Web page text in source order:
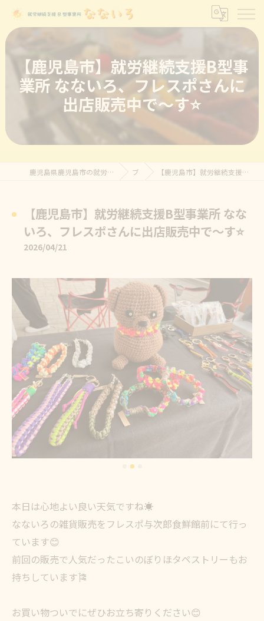
【鹿児島市】就労継続支援B型事
業所 なないろ、フレスポさんに
出店販売中で～す⭐
鹿児島県鹿児島市の就労継続支援B型なら就労継続支援B型事業所 なないろ ブログ 【鹿児島市】就労継続支援B型事業所 なないろ、フレスポさんに出店販売中で～す⭐
【鹿児島市】就労継続支援B型事業所 なな
いろ、フレスポさんに出店販売中で～す⭐
2026/04/21
本日は心地よい良い天気ですね☀️
なないろの雑貨販売をフレスポ与次郎食鮮館前にて行っ
ています😊
前回の販売で人気だったこいのぼりほタペストリーもお
持ちしています🎏
お買い物ついでにぜひお立ち寄りください😊